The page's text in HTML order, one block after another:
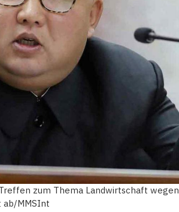
zum Thema Landwirtschaft wegen
MMSInt